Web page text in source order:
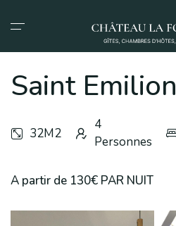
Nos espaces de vie
Gîte Rive Droite
Les Chambres d'Hôtes
Événements
A propos
Notre vin
Saint Emilion
32M2
4
Personnes
A partir de 130€ PAR NUIT